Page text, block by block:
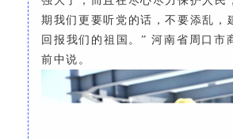
期我们更要听党的话，不要添乱，
回报我们的祖国。” 河南省周口市
前中说。